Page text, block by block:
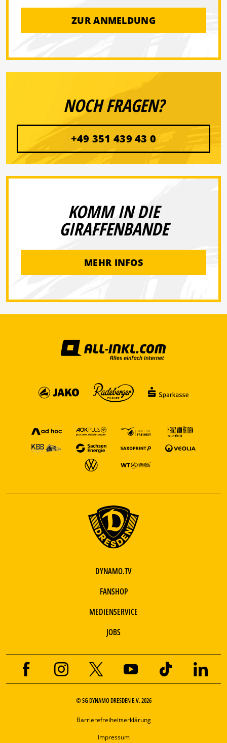
ZUR ANMELDUNG
NOCH FRAGEN?
+49 351 439 43 0
KOMM IN DIE
GIRAFFENBANDE
MEHR INFOS
DYNAMO.TV
FANSHOP
MEDIENSERVICE
JOBS
© SG DYNAMO DRESDEN E.V. 2026
Barrierefreiheitserklärung
Impressum